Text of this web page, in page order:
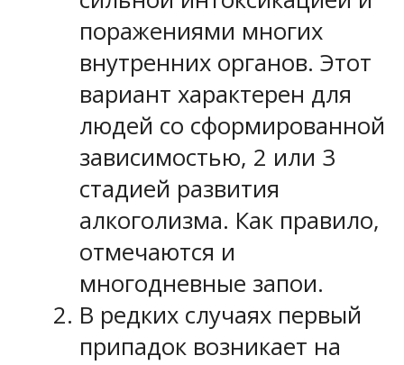
поражениями многих
внутренних органов. Этот
вариант характерен для
людей со сформированной
зависимостью, 2 или 3
стадией развития
алкоголизма. Как правило,
отмечаются и
многодневные запои.
В редких случаях первый
припадок возникает на